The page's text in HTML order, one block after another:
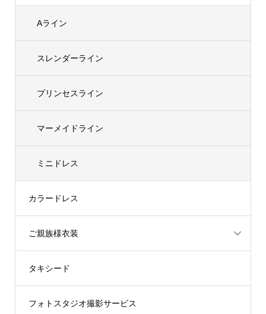
Aライン
スレンダーライン
プリンセスライン
マーメイドライン
ミニドレス
カラードレス
ご親族様衣装
タキシード
フォトスタジオ撮影サービス